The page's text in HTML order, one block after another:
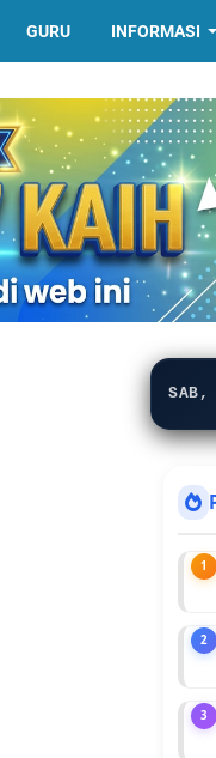
GURU INFORMASI
SAB,
1
2
3